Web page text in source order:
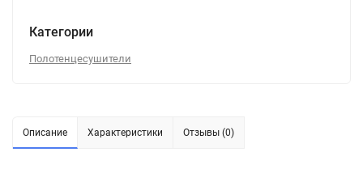
Категории
Полотенцесушители
Описание Характеристики Отзывы (0)